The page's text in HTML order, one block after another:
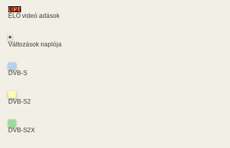
ÉLŐ videó adások
+
Változások naplója
DVB-S
DVB-S2
DVB-S2X